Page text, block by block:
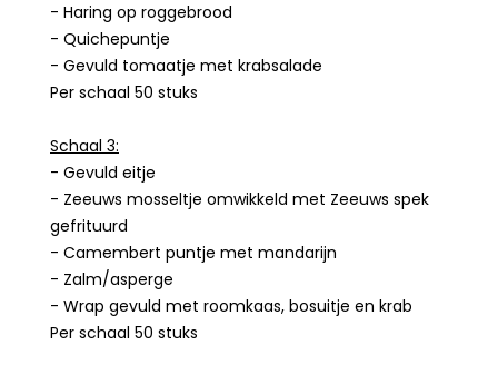
- Haring op roggebrood
- Quichepuntje
- Gevuld tomaatje met krabsalade
Per schaal 50 stuks
Schaal 3:
- Gevuld eitje
- Zeeuws mosseltje omwikkeld met Zeeuws spek
gefrituurd
- Camembert puntje met mandarijn
- Zalm/asperge
- Wrap gevuld met roomkaas, bosuitje en krab
Per schaal 50 stuks